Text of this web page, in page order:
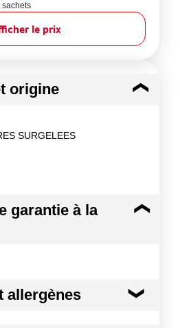
le prix
origine
SURGELEES
garantie à la
allergènes